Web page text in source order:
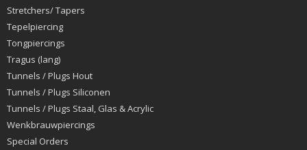
Stretchers/ Tapers
Tepelpiercing
Tongpiercings
Tragus (lang)
Tunnels / Plugs Hout
Tunnels / Plugs Siliconen
Tunnels / Plugs Staal, Glas & Acrylic
Wenkbrauwpiercings
Special Orders